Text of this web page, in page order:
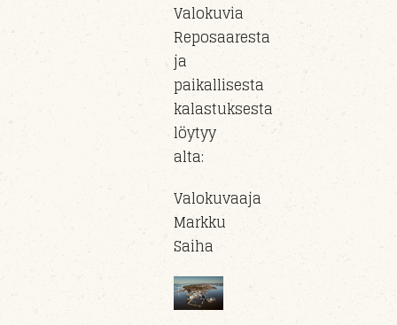
Valokuvia
Reposaaresta
ja
paikallisesta
kalastuksesta
löytyy
alta:
Valokuvaaja
Markku
Saiha